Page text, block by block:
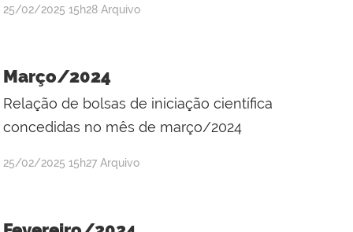
por
Santos
Silva
publicado
25/02/2025 15h28 Arquivo
Março/2024
Relação de bolsas de iniciação científica
concedidas no mês de março/2024
por
publicado
25/02/2025 15h27 Arquivo